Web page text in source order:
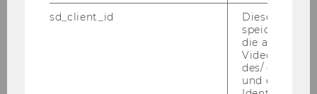
sd_client_id
Dieses Cookie
speichert
die aktuellen
des/ der
und einen